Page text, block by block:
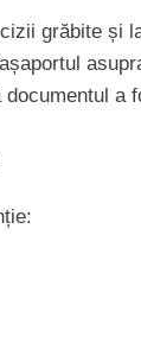
grăbite și
a